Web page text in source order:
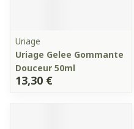
Uriage
Uriage Gelee Gommante
Douceur 50ml
13,30 €